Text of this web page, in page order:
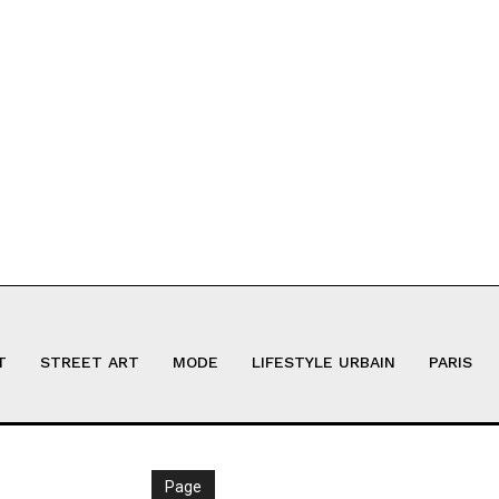
STREET ART MODE LIFESTYLE URBAIN PARIS
Page